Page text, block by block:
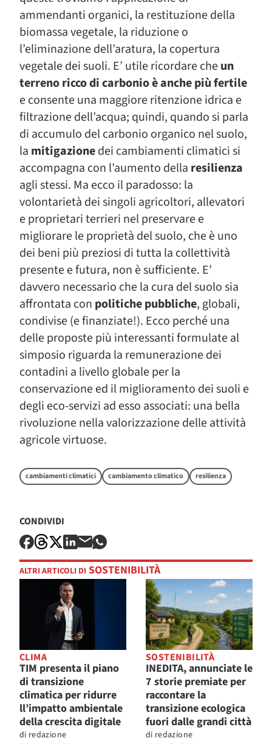
ammendanti organici, la restituzione della
biomassa vegetale, la riduzione o
l’eliminazione dell’aratura, la copertura
vegetale dei suoli. E’ utile ricordare cheun
terreno ricco di carbonio è anche più fertile
e consente una maggiore ritenzione idrica e
filtrazione dell’acqua; quindi, quando si parla
di accumulo del carbonio organico nel suolo,
la mitigazionedei cambiamenti climatici si
accompagna con l’aumento della resilienza
agli stessi. Ma ecco il paradosso: la
volontarietà dei singoli agricoltori, allevatori
e proprietari terrieri nel preservare e
migliorare le proprietà del suolo, che è uno
dei beni più preziosi di tutta la collettività
presente e futura, non è sufficiente. E’
davvero necessario che la cura del suolo sia
affrontata con politiche pubbliche, globali,
condivise (e finanziate!). Ecco perché una
delle proposte più interessanti formulate al
simposio riguarda la remunerazione dei
contadini a livello globale per la
conservazione ed il miglioramento dei suoli e
degli eco-servizi ad esso associati: una bella
rivoluzione nella valorizzazione delle attività
agricole virtuose.
cambiamenti climatici cambiamento climatico resilienza
CONDIVIDI
ALTRI ARTICOLI DI SOSTENIBILITÀ
CLIMA
TIM presenta il piano
di transizione
climatica per ridurre
ll’impatto ambientale
della crescita digitale
di redazione
SOSTENIBILITÀ
INEDITA, annunciate le
7 storie premiate per
raccontare la
transizione ecologica
fuori dalle grandi città
di redazione